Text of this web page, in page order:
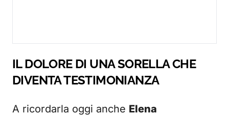
IL DOLORE DI UNA SORELLA CHE
DIVENTA TESTIMONIANZA
A ricordarla oggi anche Elena